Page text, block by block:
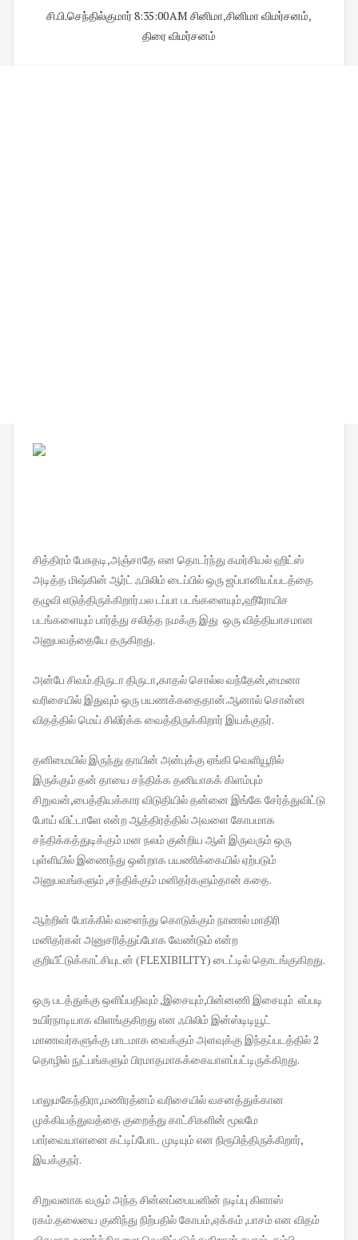
சி.பி.செந்தில்குமார்8:35:00 AM சினிமா,சினிமா விமர்சனம்,
திரை விமர்சனம்
சித்திரம் பேசுதடி,அஞ்சாதே என தொடர்ந்து கமர்சியல் ஹிட்ஸ்
அடித்த மிஷ்கின் ஆர்ட் ஃபிலிம் டைப்பில் ஒரு ஜப்பானியப்படத்தை
தழுவி எடுத்திருக்கிறார்.பல டப்பா படங்களையும்,ஹீரோயிச
படங்களையும் பார்த்து சலித்த நமக்கு இது ஒரு வித்தியாசமான
அனுபவத்தையே தருகிறது.
அன்பே சிவம்.திருடா திருடா,காதல் சொல்ல வந்தேன்,மைனா
வரிசையில் இதுவும் ஒரு பயணக்கதைதான்.ஆனால் சொன்ன
விதத்தில் மெய் சிலிர்க்க வைத்திருக்கிறார் இயக்குநர்.
தனிமையில் இருந்து தாயின் அன்புக்கு ஏங்கி வெளியூரில்
இருக்கும் தன் தாயை சந்திக்க தனியாகக் கிளம்பும்
சிறுவன்,பைத்தியக்கார விடுதியில் தன்னை இங்கே சேர்த்துவிட்டு
போய் விட்டாளே என்ற ஆத்திரத்தில் அவளை கோபமாக
சந்திக்கத்துடிக்கும் மன நலம் குன்றிய ஆள் இருவரும் ஒரு
புள்ளியில் இணைந்து ஒன்றாக பயணிக்கையில் ஏற்படும்
அனுபவங்களும் ,சந்திக்கும் மனிதர்களும்தான் கதை.
ஆற்றின் போக்கில் வளைந்து கொடுக்கும் நாணல் மாதிரி
மனிதர்கள் அனுசரித்துப்போக வேண்டும் என்ற
குறியீட்டுக்காட்சியுடன் (FLEXIBILITY) டைட்டில் தொடங்குகிறது.
ஒரு படத்துக்கு ஒளிப்பதிவும் ,இசையும்,பின்னணி இசையும் எப்படி
உயிர்நாடியாக விளங்குகிறது என ஃபிலிம் இன்ஸ்டிடியூட்
மாணவர்களுக்கு பாடமாக வைக்கும் அளவுக்கு இந்தப்படத்தில் 2
தொழில் நுட்பங்களும் பிரமாதமாகக்கையாளப்பட்டிருக்கிறது.
பாலுமகேந்திரா,மணிரத்னம் வரிசையில் வசனத்துக்கான
முக்கியத்துவத்தை குறைத்து காட்சிகளின் மூலமே
பார்வையாளனை கட்டிப்போட முடியும் என நிரூபித்திருக்கிறார்,
இயக்குநர்.
சிறுவனாக வரும் அந்த சின்னப்பையனின் நடிப்பு கிளாஸ்
ரகம்.தலையை குனிந்து நிற்பதில் கோபம்,ஏக்கம் ,பாசம் என விதம்